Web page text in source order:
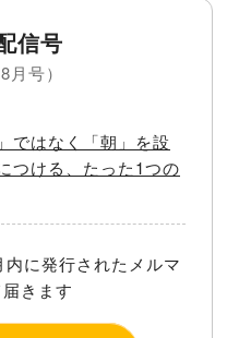
信号
月号）
ではなく「朝」を設
つける、たった1つの
に発行されたメルマ
きます